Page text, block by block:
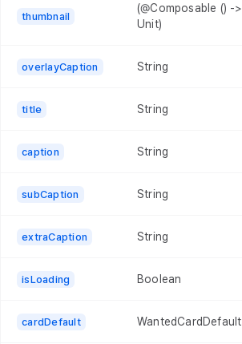
thumbnail
(@Composable () ->
Unit)
overlayCaption String
title String
caption String
subCaption String
extraCaption String
isLoading Boolean
cardDefault WantedCardDefault